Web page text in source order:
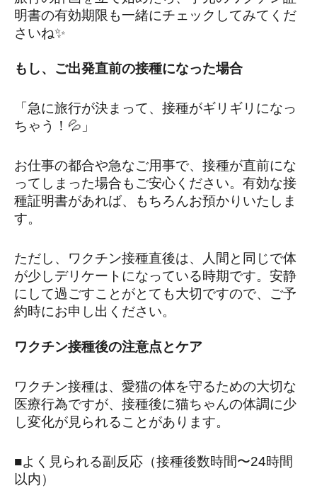
明書の有効期限も一緒にチェックしてみてくだ
さいね✨
もし、ご出発直前の接種になった場合
「急に旅行が決まって、接種がギリギリになっ
ちゃう！💦」
お仕事の都合や急なご用事で、接種が直前にな
ってしまった場合もご安心ください。有効な接
種証明書があれば、もちろんお預かりいたしま
す。
ただし、ワクチン接種直後は、人間と同じで体
が少しデリケートになっている時期です。安静
にして過ごすことがとても大切ですので、ご予
約時にお申し出ください。
ワクチン接種後の注意点とケア
ワクチン接種は、愛猫の体を守るための大切な
医療行為ですが、接種後に猫ちゃんの体調に少
し変化が見られることがあります。
■よく見られる副反応（接種後数時間〜24時間
以内）